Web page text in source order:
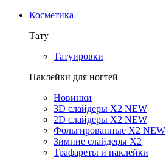
Косметика
Тату
Татуировки
Наклейки для ногтей
Новинки
3D слайдеры X2 NEW
2D слайдеры X2 NEW
Фольгированные X2 NEW
Зимние слайдеры Х2
Трафареты и наклейки